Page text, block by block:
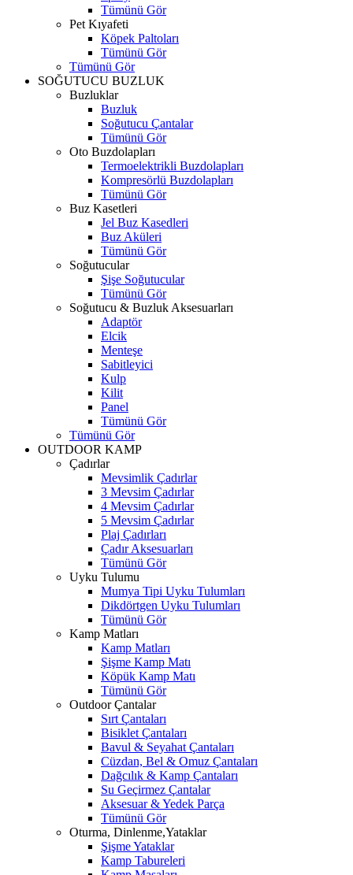
Tümünü Gör
Pet Kıyafeti
Köpek Paltoları
Tümünü Gör
Tümünü Gör
SOĞUTUCU BUZLUK
Buzluklar
Buzluk
Soğutucu Çantalar
Tümünü Gör
Oto Buzdolapları
Termoelektrikli Buzdolapları
Kompresörlü Buzdolapları
Tümünü Gör
Buz Kasetleri
Jel Buz Kasedleri
Buz Aküleri
Tümünü Gör
Soğutucular
Şişe Soğutucular
Tümünü Gör
Soğutucu & Buzluk Aksesuarları
Adaptör
Elcik
Menteşe
Sabitleyici
Kulp
Kilit
Panel
Tümünü Gör
Tümünü Gör
OUTDOOR KAMP
Çadırlar
Mevsimlik Çadırlar
3 Mevsim Çadırlar
4 Mevsim Çadırlar
5 Mevsim Çadırlar
Plaj Çadırları
Çadır Aksesuarları
Tümünü Gör
Uyku Tulumu
Mumya Tipi Uyku Tulumları
Dikdörtgen Uyku Tulumları
Tümünü Gör
Kamp Matları
Kamp Matları
Şişme Kamp Matı
Köpük Kamp Matı
Tümünü Gör
Outdoor Çantalar
Sırt Çantaları
Bisiklet Çantaları
Bavul & Seyahat Çantaları
Cüzdan, Bel & Omuz Çantaları
Dağcılık & Kamp Çantaları
Su Geçirmez Çantalar
Aksesuar & Yedek Parça
Tümünü Gör
Oturma, Dinlenme,Yataklar
Şişme Yataklar
Kamp Tabureleri